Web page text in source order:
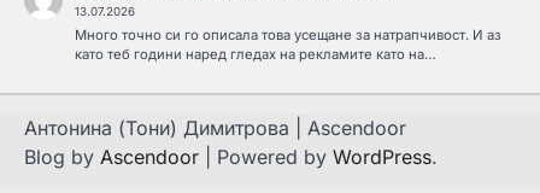
13.07.2026
Много точно си го описала това усещане за натрапчивост. И аз
като теб години наред гледах на рекламите като на…
Антонина (Тони) Димитрова | Ascendoor
Blog by Ascendoor | Powered by WordPress.